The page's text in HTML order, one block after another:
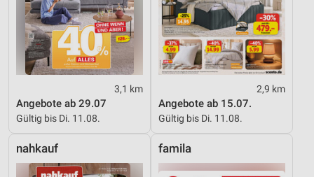
3,1 km
Angebote ab 29.07
Gültig bis Di. 11.08.
2,9 km
Angebote ab 15.07.
Gültig bis Di. 11.08.
nahkauf famila